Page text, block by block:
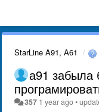
StarLine A91, A61
а91 забыла
357 1 year ago•